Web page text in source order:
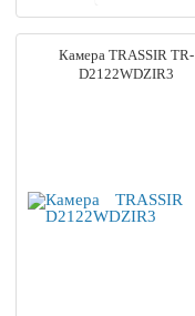
Камера TRASSIR TR-
D2122WDZIR3